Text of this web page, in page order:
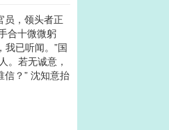
员，领头者正
合十微微躬
我已听闻。”国
。若无诚意，
？” 沈知意抬